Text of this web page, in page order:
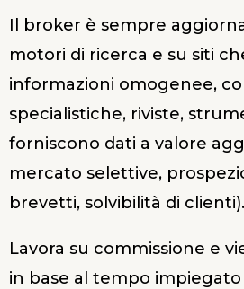
Il broker è sempre
motori di ricerca e su siti
informazioni omogenee,
specialistiche, riviste,
forniscono dati a valore
mercato selettive,
brevetti, solvibilità di clienti).
Lavora su commissione e
in base al tempo